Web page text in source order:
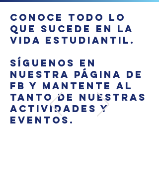
Conoce todo lo
que sucede en la
vida estudiantil.
Síguenos en
nuestra página de
FB y mantente al
tanto de nuestras
actividades y
eventos.